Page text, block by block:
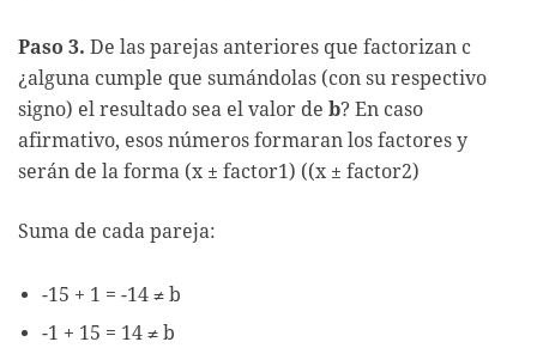
Paso 3. De las parejas anteriores que factorizan c
¿alguna cumple que sumándolas (con su respectivo
signo) el resultado sea el valor de b? En caso
afirmativo, esos números formaran los factores y
serán de la forma (x ± factor1) ((x ± factor2)
Suma de cada pareja:
-15 + 1 = -14 ≠ b
-1 + 15 = 14 ≠ b